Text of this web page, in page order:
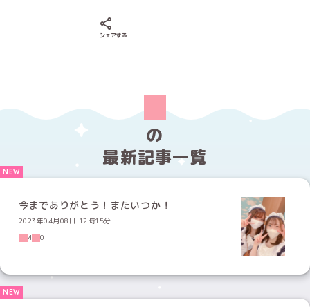
シェアする
の
最新記事一覧
今までありがとう！またいつか！
2023年04月08日 12時15分
4
0